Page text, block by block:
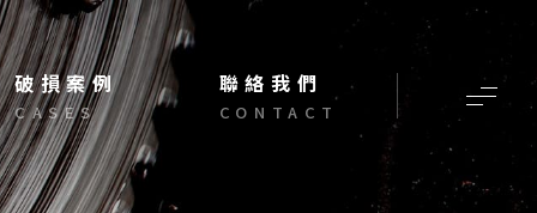
破損案例
CASES
聯絡我們
CONTACT